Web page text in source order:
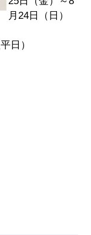
月24日（日）
日）